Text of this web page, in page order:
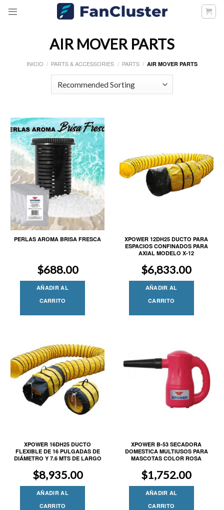
AIR MOVER PARTS
INICIO / PARTS & ACCESSORIES / PARTS / AIR MOVER PARTS
PERLAS AROMA BRISA FRESCA
$688.00
AÑADIR AL
CARRITO
XPOWER 12DH25 DUCTO PARA
ESPACIOS CONFINADOS PARA
AXIAL MODELO X-12
$6,833.00
AÑADIR AL
CARRITO
XPOWER 16DH25 DUCTO
FLEXIBLE DE 16 PULGADAS DE
DIÁMETRO Y 7.6 MTS DE LARGO
$8,935.00
AÑADIR AL
CARRITO
XPOWER B-53 SECADORA
DOMESTICA MULTIUSOS PARA
MASCOTAS COLOR ROSA
$1,752.00
AÑADIR AL
CARRITO